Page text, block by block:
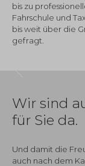
bis zu
Fahrschule und
bis weit über die
gefragt.
Wir sind
für Sie da.
Und damit die
auch nach dem